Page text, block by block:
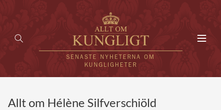
SENASTE NYHETERNA OM
KUNGLIGHETER
Allt om Hélène Silfverschiöld